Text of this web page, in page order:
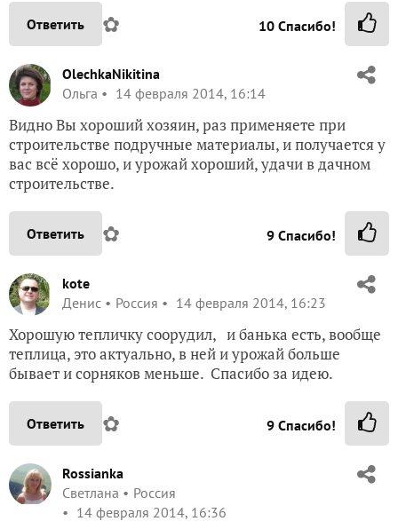
Ответить ✿ 10 Спасибо!
OlechkaNikitina
Ольга
14 февраля 2014, 16:14
Видно Вы хороший хозяин, раз применяете при
строительстве подручные материалы, и получается у
вас всё хорошо, и урожай хороший, удачи в дачном
строительстве.
Ответить ✿ 9 Спасибо!
kote
Денис
Россия 14 февраля 2014, 16:23
Хорошую тепличку соорудил, и банька есть, вообще
теплица, это актуально, в ней и урожай больше
бывает и сорняков меньше. Спасибо за идею.
Ответить ✿ 9 Спасибо!
Rossianka
Светлана
Россия
14 февраля 2014, 16:36